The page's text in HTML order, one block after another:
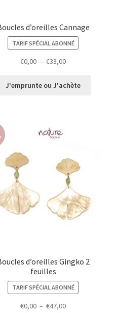
d’oreilles Cannage
TARIF SPÉCIAL ABONNÉ
€0,00 – €33,00Plage
prix :
J'emprunte ou J'achète
d’oreilles Gingko 2
feuilles
TARIF SPÉCIAL ABONNÉ
€0,00 – €47,00Plage